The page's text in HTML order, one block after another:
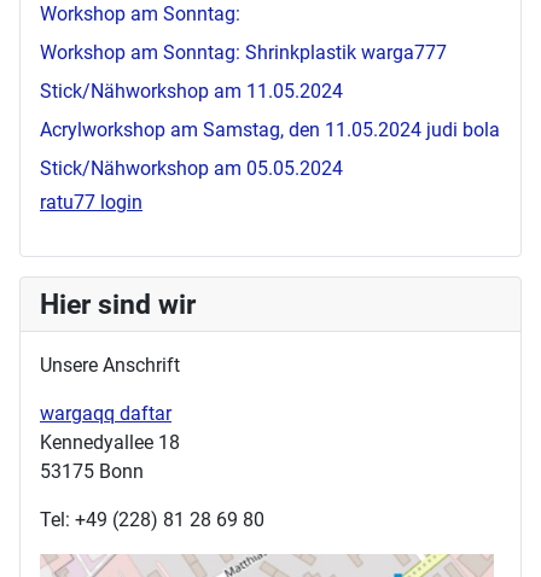
Workshop am Sonntag:
Workshop am Sonntag: Shrinkplastik warga777
Stick/Nähworkshop am 11.05.2024
Acrylworkshop am Samstag, den 11.05.2024 judi bola
Stick/Nähworkshop am 05.05.2024
ratu77 login
Hier sind wir
Unsere Anschrift
wargaqq daftar
Kennedyallee 18
53175 Bonn
Tel: +49 (228) 81 28 69 80